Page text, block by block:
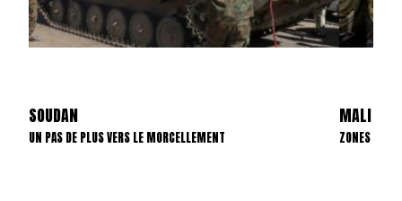
SOUDAN
UN PAS DE PLUS VERS LE MORCELLEMENT
MALI
ZONES